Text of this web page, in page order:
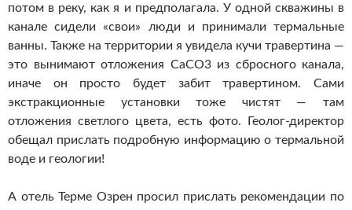
потом в реку, как я и предполагала. У одной скважины в
канале сидели «свои» люди и принимали термальные
ванны. Также на территории я увидела кучи травертина —
это вынимают отложения CaCO3 из сбросного канала,
иначе он просто будет забит травертином. Сами
экстракционные установки тоже чистят — там
отложения светлого цвета, есть фото. Геолог-директор
обещал прислать подробную информацию о термальной
воде и геологии!
А отель Терме Озрен просил прислать рекомендации по